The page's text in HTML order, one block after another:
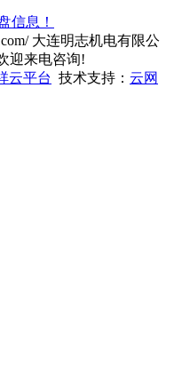
信息！
大连明志机电有限公
迎来电咨询!
云平台 技术支持： 云网